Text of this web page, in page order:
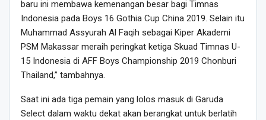
baru ini membawa kemenangan besar bagi Timnas
Indonesia pada Boys 16 Gothia Cup China 2019. Selain itu
Muhammad Assyurah Al Faqih sebagai Kiper Akademi
PSM Makassar meraih peringkat ketiga Skuad Timnas U-
15 Indonesia di AFF Boys Championship 2019 Chonburi
Thailand,” tambahnya.
Saat ini ada tiga pemain yang lolos masuk di Garuda
Select dalam waktu dekat akan berangkat untuk berlatih